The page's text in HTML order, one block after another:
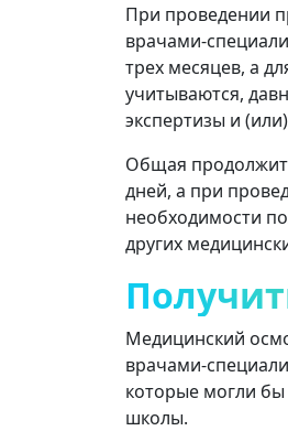
При проведении
врачами-
трех месяцев, а
учитываются,
экспертизы и
Общая
дней, а при
необходимости
других
Медицинский
врачами-
которые могли бы
школы.